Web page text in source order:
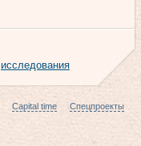
исследования
Capital time
Спецпроекты